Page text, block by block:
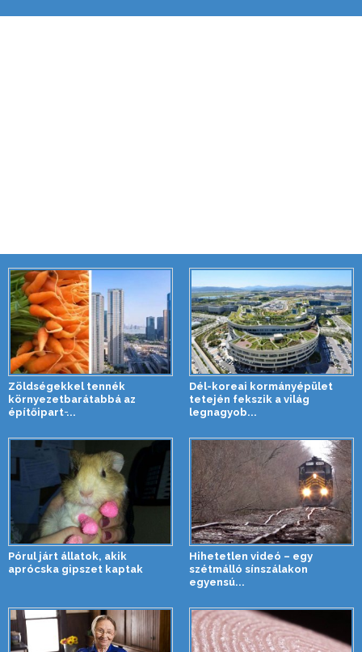
Zöldségekkel tennék
környezetbarátabbá az
építőipart ̵...
Dél-koreai kormányépület
tetején fekszik a világ
legnagyob...
Pórul járt állatok, akik
aprócska gipszet kaptak
Hihetetlen videó – egy
szétmálló sínszálakon
egyensú...